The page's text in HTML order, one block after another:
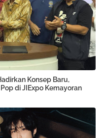
Konsep Baru,
di JIExpo Kemayoran